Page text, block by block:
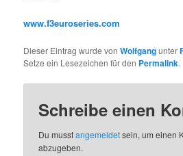
www.f3euroseries.com
Dieser Eintrag wurde vonWolfgangunter
Setze ein Lesezeichen für den Permalink.
Schreibe einen
Du musstangemeldetsein, um einen
abzugeben.